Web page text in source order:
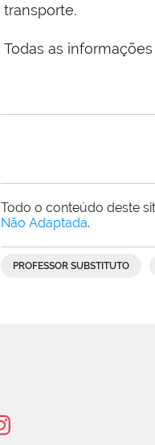
transporte.
Todas as
Todo o conteúdo deste
Não Adaptada.
PROFESSOR SUBSTITUTO